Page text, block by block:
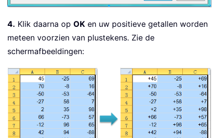
4. Klik daarna op OK en uw positieve getallen worden
meteen voorzien van plustekens. Zie de
schermafbeeldingen: